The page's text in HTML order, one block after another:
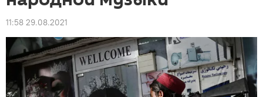
11:58 29.08.2021